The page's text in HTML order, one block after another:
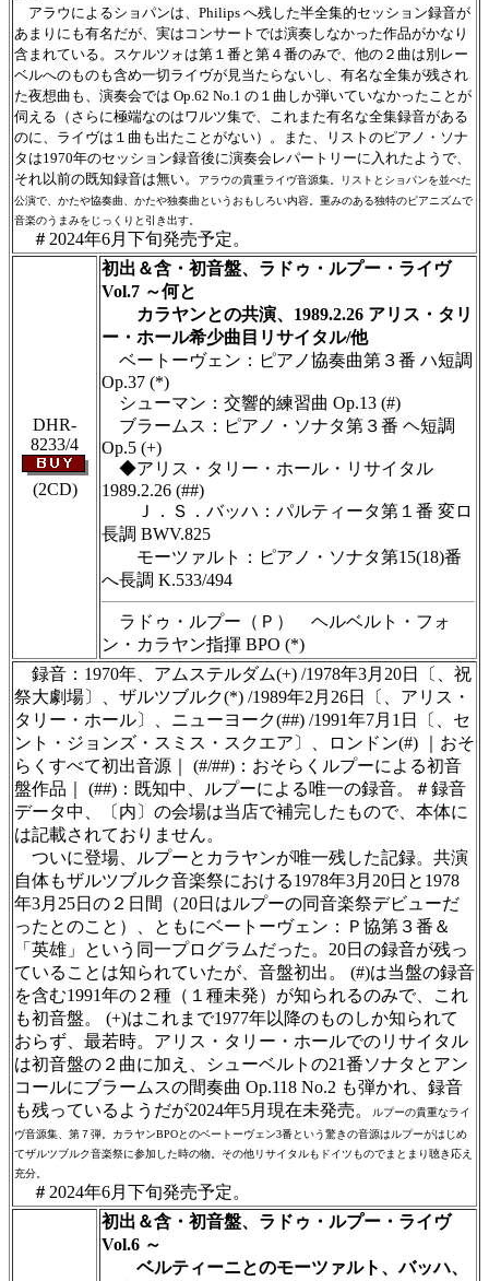
アラウによるショパンは、Philips へ残した半全集的セッション録音が
あまりにも有名だが、実はコンサートでは演奏しなかった作品がかなり
含まれている。スケルツォは第１番と第４番のみで、他の２曲は別レー
ベルへのものも含め一切ライヴが見当たらないし、有名な全集が残され
た夜想曲も、演奏会では Op.62 No.1 の１曲しか弾いていなかったことが
伺える（さらに極端なのはワルツ集で、これまた有名な全集録音がある
のに、ライヴは１曲も出たことがない）。また、リストのピアノ・ソナ
タは1970年のセッション録音後に演奏会レパートリーに入れたようで、
それ以前の既知録音は無い。
アラウの貴重ライヴ音源集。リストとショパンを並べた
公演で、かたや協奏曲、かたや独奏曲というおもしろい内容。重みのある独特のピアニズムで
音楽のうまみをじっくりと引き出す。
＃2024年6月下旬発売予定。
DHR-
8233/4
(2CD)
初出＆含・初音盤、ラドゥ・ルプー・ライヴ
Vol.7 ～何と
カラヤンとの共演、1989.2.26 アリス・タリ
ー・ホール希少曲目リサイタル/他
ベートーヴェン：ピアノ協奏曲第３番 ハ短調
Op.37 (*)
シューマン：交響的練習曲 Op.13 (#)
ブラームス：ピアノ・ソナタ第３番 ヘ短調
Op.5 (+)
◆アリス・タリー・ホール・リサイタル
1989.2.26 (##)
Ｊ．Ｓ．バッハ：パルティータ第１番 変ロ
長調 BWV.825
モーツァルト：ピアノ・ソナタ第15(18)番
へ長調 K.533/494
ラドゥ・ルプー（Ｐ） ヘルベルト・フォ
ン・カラヤン指揮 BPO (*)
録音：1970年、アムステルダム(+) /1978年3月20日〔、祝
祭大劇場〕、ザルツブルク(*) /1989年2月26日〔、アリス・
タリー・ホール〕、ニューヨーク(##) /1991年7月1日〔、セ
ント・ジョンズ・スミス・スクエア〕、ロンドン(#) ｜おそ
らくすべて初出音源｜ (#/##)：おそらくルプーによる初音
盤作品｜ (##)：既知中、ルプーによる唯一の録音。＃録音
データ中、〔内〕の会場は当店で補完したもので、本体に
は記載されておりません。
ついに登場、ルプーとカラヤンが唯一残した記録。共演
自体もザルツブルク音楽祭における1978年3月20日と1978
年3月25日の２日間（20日はルプーの同音楽祭デビューだ
ったとのこと）、ともにベートーヴェン：Ｐ協第３番＆
「英雄」という同一プログラムだった。20日の録音が残っ
ていることは知られていたが、音盤初出。 (#)は当盤の録音
を含む1991年の２種（１種未発）が知られるのみで、これ
も初音盤。 (+)はこれまで1977年以降のものしか知られて
おらず、最若時。アリス・タリー・ホールでのリサイタル
は初音盤の２曲に加え、シューベルトの21番ソナタとアン
コールにブラームスの間奏曲 Op.118 No.2 も弾かれ、録音
も残っているようだが2024年5月現在未発売。
ルプーの貴重なライ
ヴ音源集、第７弾。カラヤンBPOとのベートーヴェン3番という驚きの音源はルプーがはじめ
てザルツブルク音楽祭に参加した時の物。その他リサイタルもドイツものでまとまり聴き応え
充分。
＃2024年6月下旬発売予定。
初出＆含・初音盤、ラドゥ・ルプー・ライヴ
Vol.6 ～
ベルティーニとのモーツァルト、バッハ、